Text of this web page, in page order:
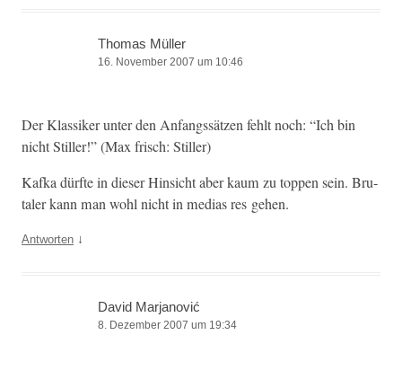
Thomas Müller
16. November 2007 um 10:46
Der Klas­sik­er unter den Anfangssätzen fehlt noch: “Ich bin
nicht Stiller!” (Max frisch: Stiller)
Kaf­ka dürfte in dieser Hin­sicht aber kaum zu top­pen sein. Bru­
taler kann man wohl nicht in medias res gehen.
Antworten ↓
David Marjanović
8. Dezember 2007 um 19:34